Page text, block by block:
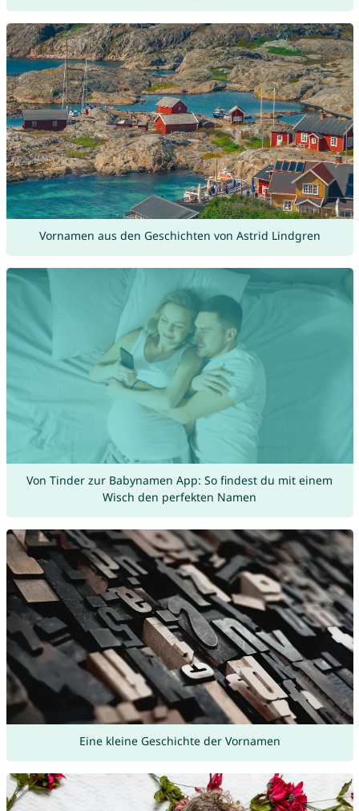
Vornamen aus den Geschichten von Astrid Lindgren
Von Tinder zur Babynamen App: So findest du mit einem
Wisch den perfekten Namen
Eine kleine Geschichte der Vornamen